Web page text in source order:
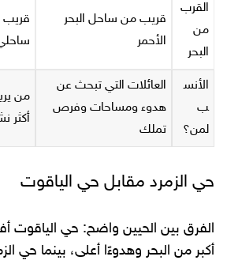
القرب
من
البحر
قريب من ساحل البحر
الأحمر
الأنس
ب
لمن؟
العائلات التي تبحث عن
هدوء ومساحات وفرص
تملك
من
أكثر
حي الزمرد مقابل حي الياقوت
الفرق بين الحيين واضح: حي الياقوت
أكبر من البحر وهدوءًا أعلى، بينما حي